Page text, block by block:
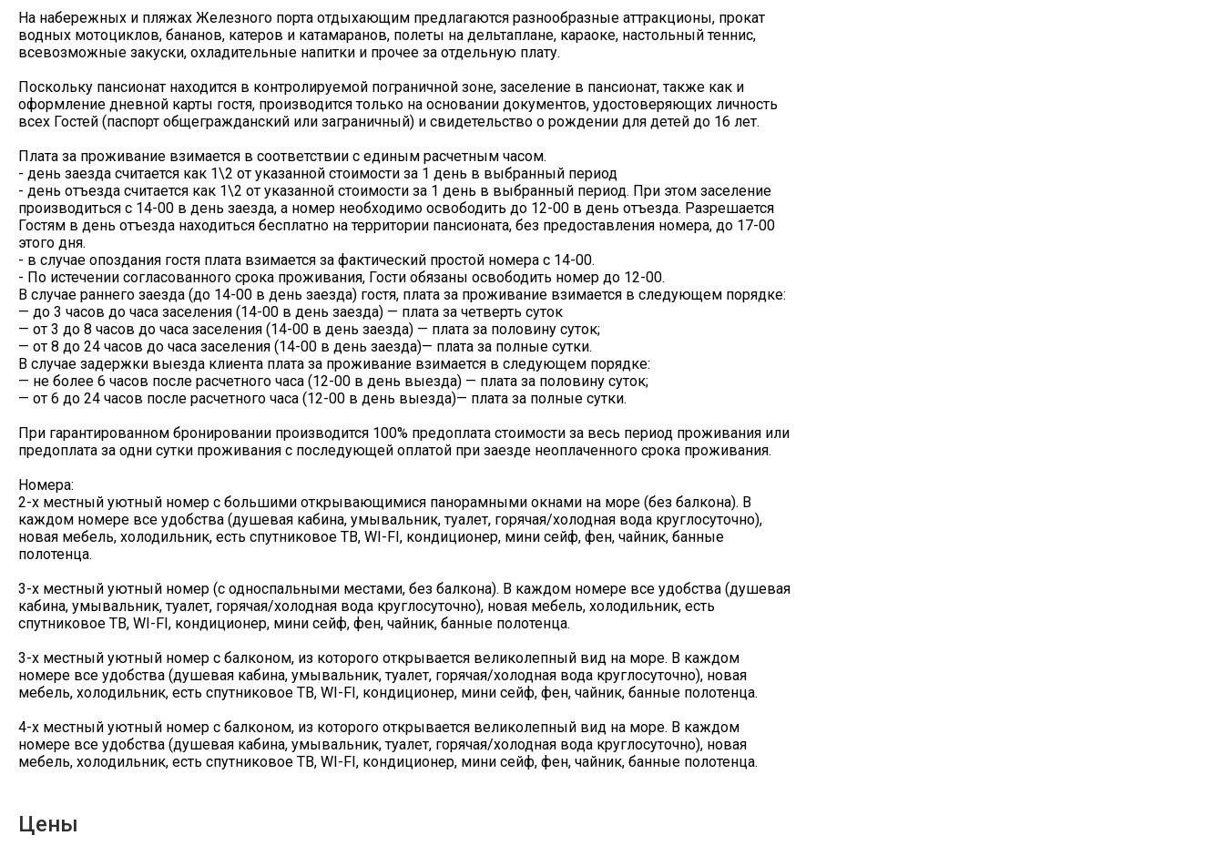
На набережных и пляжах Железного порта отдыхающим предлагаются разнообразные аттракционы, прокат
водных мотоциклов, бананов, катеров и катамаранов, полеты на дельтаплане, караоке, настольный теннис,
всевозможные закуски, охладительные напитки и прочее за отдельную плату.
Поскольку пансионат находится в контролируемой пограничной зоне, заселение в пансионат, также как и
оформление дневной карты гостя, производится только на основании документов, удостоверяющих личность
всех Гостей (паспорт общегражданский или заграничный) и свидетельство о рождении для детей до 16 лет.
Плата за проживание взимается в соответствии с единым расчетным часом.
- день заезда считается как 1\2 от указанной стоимости за 1 день в выбранный период
- день отъезда считается как 1\2 от указанной стоимости за 1 день в выбранный период. При этом заселение
производиться с 14-00 в день заезда, а номер необходимо освободить до 12-00 в день отъезда. Разрешается
Гостям в день отъезда находиться бесплатно на территории пансионата, без предоставления номера, до 17-00
этого дня.
- в случае опоздания гостя плата взимается за фактический простой номера с 14-00.
- По истечении согласованного срока проживания, Гости обязаны освободить номер до 12-00.
В случае раннего заезда (до 14-00 в день заезда) гостя, плата за проживание взимается в следующем порядке:
— до 3 часов до часа заселения (14-00 в день заезда) — плата за четверть суток
— от 3 до 8 часов до часа заселения (14-00 в день заезда) — плата за половину суток;
— от 8 до 24 часов до часа заселения (14-00 в день заезда)— плата за полные сутки.
В случае задержки выезда клиента плата за проживание взимается в следующем порядке:
— не более 6 часов после расчетного часа (12-00 в день выезда) — плата за половину суток;
— от 6 до 24 часов после расчетного часа (12-00 в день выезда)— плата за полные сутки.
При гарантированном бронировании производится 100% предоплата стоимости за весь период проживания или
предоплата за одни сутки проживания с последующей оплатой при заезде неоплаченного срока проживания.
Номера:
2-х местный уютный номер с большими открывающимися панорамными окнами на море (без балкона). В
каждом номере все удобства (душевая кабина, умывальник, туалет, горячая/холодная вода круглосуточно),
новая мебель, холодильник, есть спутниковое ТВ, WI-FI, кондиционер, мини сейф, фен, чайник, банные
полотенца.
3-х местный уютный номер (с односпальными местами, без балкона). В каждом номере все удобства (душевая
кабина, умывальник, туалет, горячая/холодная вода круглосуточно), новая мебель, холодильник, есть
спутниковое ТВ, WI-FI, кондиционер, мини сейф, фен, чайник, банные полотенца.
3-х местный уютный номер с балконом, из которого открывается великолепный вид на море. В каждом
номере все удобства (душевая кабина, умывальник, туалет, горячая/холодная вода круглосуточно), новая
мебель, холодильник, есть спутниковое ТВ, WI-FI, кондиционер, мини сейф, фен, чайник, банные полотенца.
4-х местный уютный номер с балконом, из которого открывается великолепный вид на море. В каждом
номере все удобства (душевая кабина, умывальник, туалет, горячая/холодная вода круглосуточно), новая
мебель, холодильник, есть спутниковое ТВ, WI-FI, кондиционер, мини сейф, фен, чайник, банные полотенца.
Цены